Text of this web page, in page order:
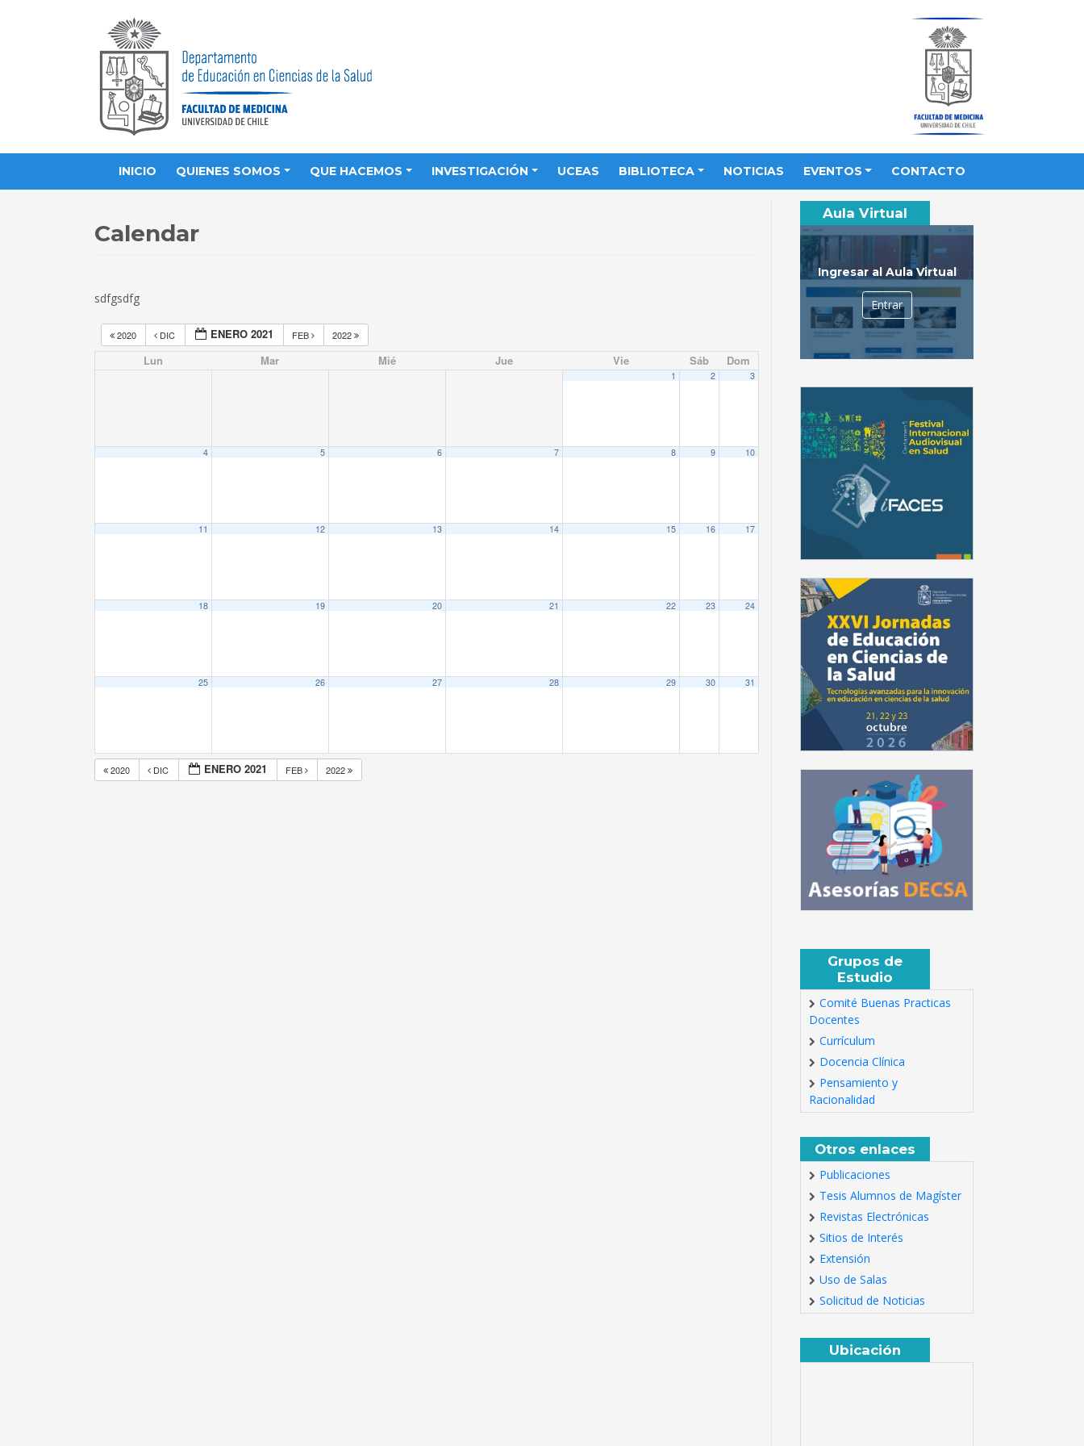
INICIO QUIENES SOMOS QUE HACEMOS INVESTIGACIÓN UCEAS BIBLIOTECA NOTICIAS EVENTOS CONTACTO
Calendar
sdfgsdfg
2020 DIC ENERO 2021 FEB 2022
Lun Mar Mié Jue Vie Sáb Dom
1 2 3
4 5 6 7 8 9 10
11 12 13 14 15 16 17
18 19 20 21 22 23 24
25 26 27 28 29 30 31
2020 DIC ENERO 2021 FEB 2022
Aula Virtual
Ingresar al Aula Virtual
Entrar
Grupos de
Estudio
Comité Buenas Practicas
Docentes
Currículum
Docencia Clínica
Pensamiento y
Racionalidad
Otros enlaces
Publicaciones
Tesis Alumnos de Magíster
Revistas Electrónicas
Sitios de Interés
Extensión
Uso de Salas
Solicitud de Noticias
Ubicación